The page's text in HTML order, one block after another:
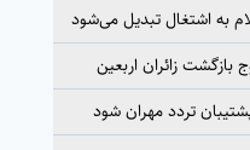
به اشتغال تبدیل می‌شود
بازگشت زائران اربعین
تردد مهران شود